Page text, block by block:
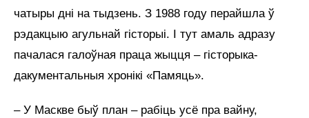
чатыры дні на тыдзень. З 1988 году перайшла ў
рэдакцыю агульнай гісторыі. І тут амаль адразу
пачалася галоўная праца жыцця – гісторыка-
дакументальныя хронікі «Памяць».
– У Маскве быў план – рабіць усё пра вайну,